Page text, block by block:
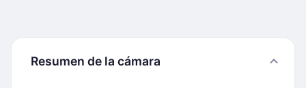
Resumen de la cámara